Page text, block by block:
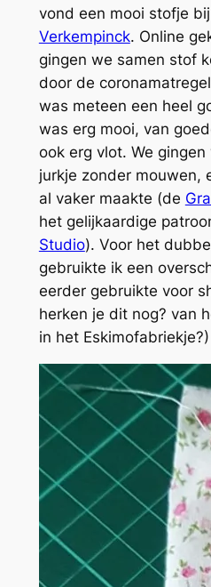
vond een mooi stofje bij
Verkempinck. Online
gingen we samen stof
door de
was meteen een heel
was erg mooi, van
ook erg vlot. We
jurkje zonder mouwen,
al vaker maakte (de
het gelijkaardige
Studio). Voor het
gebruikte ik een
eerder gebruikte voor
herken je dit nog? van
in het Eskimofabriekje?)